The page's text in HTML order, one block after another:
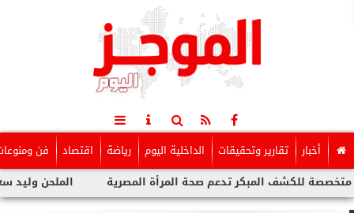
أخبار تقارير وتحقيقات الداخلية اليوم رياضة اقتصاد فن
الملحن وليد سعد : أزمة المبكر تدعم صحة المرأة المصرية